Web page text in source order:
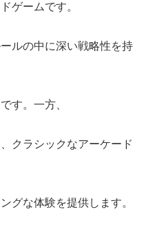
ゲームです。
ルの中に深い戦略性を持
す。一方、
クラシックなアーケード
グな体験を提供します。